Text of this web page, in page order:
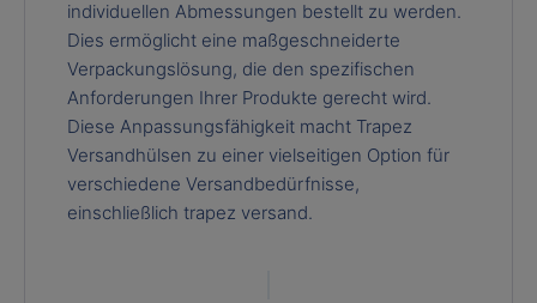
individuellen Abmessungen bestellt zu werden.
Dies ermöglicht eine maßgeschneiderte
Verpackungslösung, die den spezifischen
Anforderungen Ihrer Produkte gerecht wird.
Diese Anpassungsfähigkeit macht Trapez
Versandhülsen zu einer vielseitigen Option für
verschiedene Versandbedürfnisse,
einschließlich trapez versand.